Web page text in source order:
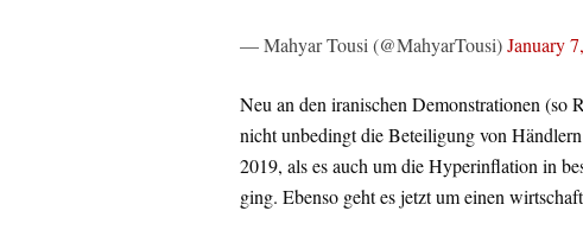
— Mahyar Tousi (@MahyarTousi)January
Neu an den iranischen Demonstrationen (so
nicht unbedingt die Beteiligung von
2019, als es auch um die Hyperinflation in
ging. Ebenso geht es jetzt um einen